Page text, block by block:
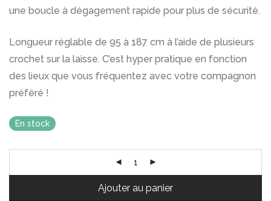
une boucle à dégagement rapide pour plus de sécurité.
Longueur réglable de 95 à 187 cm à l’aide de plusieurs
crochet sur la laisse. C’est hyper pratique en fonction
des lieux que vous fréquentez avec votre compagnon
préféré !
En stock
Ajouter au panier